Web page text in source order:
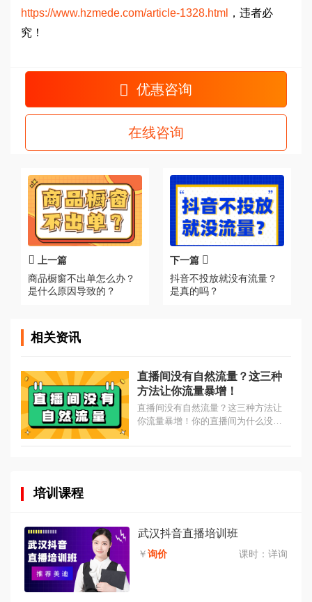
https://www.hzmede.com/article-1328.html
，违者必
究！
优惠咨询
在线咨询
上一篇
商品橱窗不出单怎么办？
是什么原因导致的？
下一篇
抖音不投放就没有流量？
是真的吗？
相关资讯
直播间没有自然流量？这三种
方法让你流量暴增！
直播间没有自然流量？这三种方法让
你流量暴增！你的直播间为什么没有
的不够好，我们开播30分钟后，会给
培训课程
武汉抖音直播培训班
￥询价 课时： 详询